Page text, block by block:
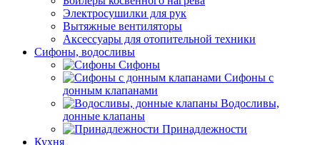
Электросушилки для рук
Вытяжные вентиляторы
Аксессуары для отопительной техники
Сифоны, водосливы
Сифоны
Сифоны с
донным клапанами
Водосливы,
донные клапаны
Принадлежности
Кухня